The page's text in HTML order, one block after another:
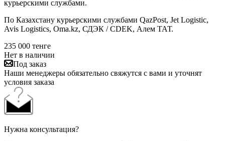
курьерскими службами.
По Казахстану курьерскими службами QazPost, Jet Logistic,
Avis Logistics, Oma.kz, СДЭК / CDEK, Алем ТАТ.
235 000 тенге
Нет в наличии
Под заказ
Наши менеджеры обязательно свяжутся с вами и уточнят
условия заказа
Нужна консультация?